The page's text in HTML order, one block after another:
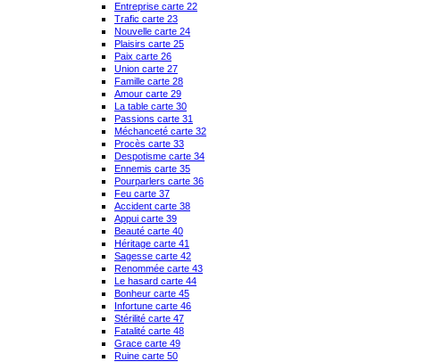
Entreprise carte 22
Trafic carte 23
Nouvelle carte 24
Plaisirs carte 25
Paix carte 26
Union carte 27
Famille carte 28
Amour carte 29
La table carte 30
Passions carte 31
Méchanceté carte 32
Procès carte 33
Despotisme carte 34
Ennemis carte 35
Pourparlers carte 36
Feu carte 37
Accident carte 38
Appui carte 39
Beauté carte 40
Héritage carte 41
Sagesse carte 42
Renommée carte 43
Le hasard carte 44
Bonheur carte 45
Infortune carte 46
Stérilité carte 47
Fatalité carte 48
Grace carte 49
Ruine carte 50